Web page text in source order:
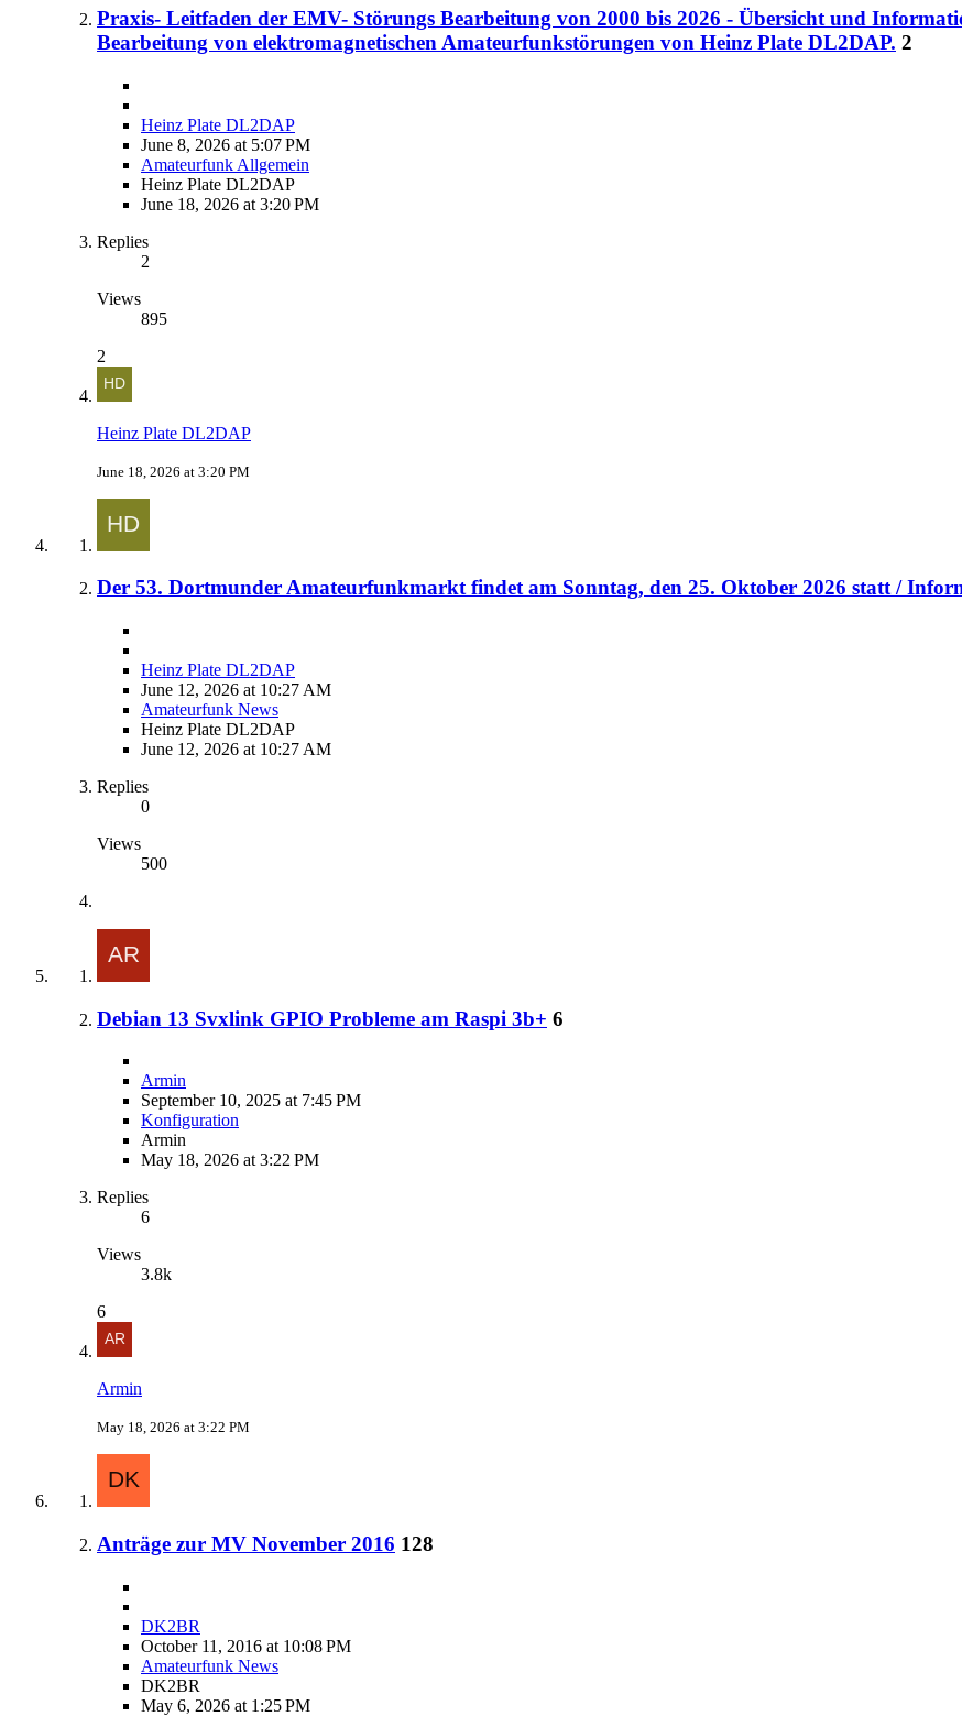
Praxis- Leitfaden der EMV- Störungs Bearbeitung von 2000 bis 2026 - Übersicht und
Bearbeitung von elektromagnetischen Amateurfunkstörungen von Heinz Plate DL2DAP. 2
Heinz Plate DL2DAP
June 8, 2026 at 5:07 PM
Amateurfunk Allgemein
Heinz Plate DL2DAP
June 18, 2026 at 3:20 PM
Replies
2
Views
895
2
Heinz Plate DL2DAP
June 18, 2026 at 3:20 PM
Der 53. Dortmunder Amateurfunkmarkt findet am Sonntag, den 25. Oktober 2026 statt /
Heinz Plate DL2DAP
June 12, 2026 at 10:27 AM
Amateurfunk News
Heinz Plate DL2DAP
June 12, 2026 at 10:27 AM
Replies
0
Views
500
Debian 13 Svxlink GPIO Probleme am Raspi 3b+ 6
Armin
September 10, 2025 at 7:45 PM
Konfiguration
Armin
May 18, 2026 at 3:22 PM
Replies
6
Views
3.8k
6
Armin
May 18, 2026 at 3:22 PM
Anträge zur MV November 2016 128
DK2BR
October 11, 2016 at 10:08 PM
Amateurfunk News
DK2BR
May 6, 2026 at 1:25 PM